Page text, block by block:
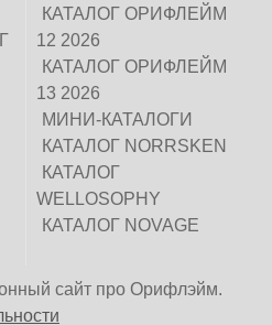
КАТАЛОГ ОРИФЛЕЙМ
12 2026
КАТАЛОГ ОРИФЛЕЙМ
13 2026
МИНИ-КАТАЛОГИ
КАТАЛОГ NORRSKEN
КАТАЛОГ
WELLOSOPHY
КАТАЛОГ NOVAGE
сайт про Орифлэйм.